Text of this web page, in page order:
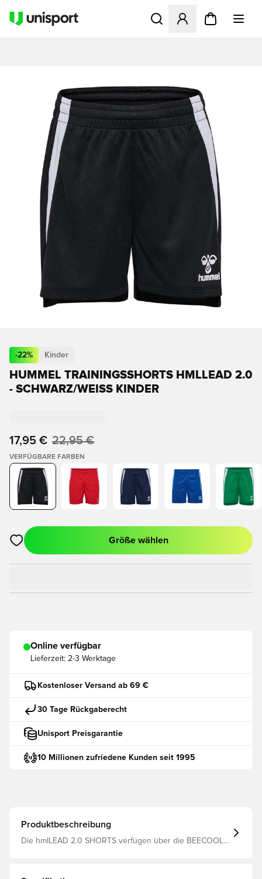
Öffnet ein neues Fenster
-22% Kinder
HUMMEL TRAININGSSHORTS HMLLEAD 2.0
- SCHWARZ/WEISS KINDER
17,95 € 22,95 €
VERFÜGBARE FARBEN
Öffnet ein neues Fenster zum Anmelden oder Registrieren
Größe wählen
Online verfügbar
Lieferzeit: 2-3 Werktage
Kostenloser Versand ab 69 €
30 Tage Rückgaberecht
Unisport Preisgarantie
10 Millionen zufriedene Kunden seit 1995
Produktbeschreibung
Die hmlLEAD 2.0 SHORTS verfügen über die BEECOOL®